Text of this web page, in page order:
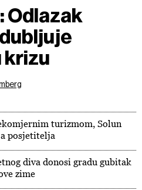
Odlazak
krizu
turizmom, Solun
posjetitelja
diva donosi gradu gubitak
zime